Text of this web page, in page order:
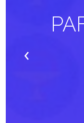
‹